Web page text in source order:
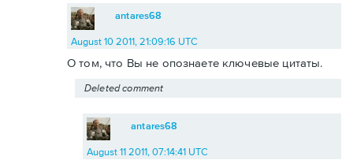
antares68
August 10 2011, 21:09:16 UTC
О том, что Вы не опознаете ключевые цитаты.
Deleted comment
antares68
August 11 2011, 07:14:41 UTC